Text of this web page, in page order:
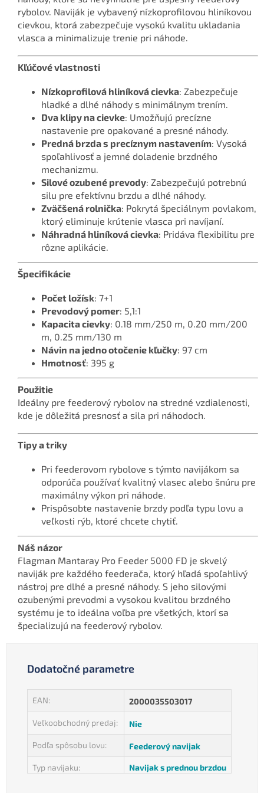
rybolov. Naviják je vybavený nízkoprofilovou hliníkovou
cievkou, ktorá zabezpečuje vysokú kvalitu ukladania
vlasca a minimalizuje trenie pri náhode.
Kľúčové vlastnosti
Nízkoprofilová hliníková cievka: Zabezpečuje
hladké a dlhé náhody s minimálnym trením.
Dva klipy na cievke: Umožňujú precízne
nastavenie pre opakované a presné náhody.
Predná brzda s precíznym nastavením: Vysoká
spoľahlivosť a jemné doladenie brzdného
mechanizmu.
Silové ozubené prevody: Zabezpečujú potrebnú
silu pre efektívnu brzdu a dlhé náhody.
Zväčšená rolnička: Pokrytá špeciálnym povlakom,
ktorý eliminuje krútenie vlasca pri navíjaní.
Náhradná hliníková cievka: Pridáva flexibilitu pre
rôzne aplikácie.
Špecifikácie
Počet ložísk: 7+1
Prevodový pomer: 5,1:1
Kapacita cievky: 0.18 mm/250 m, 0.20 mm/200
m, 0.25 mm/130 m
Návin na jedno otočenie kľučky: 97 cm
Hmotnosť: 395 g
Použitie
Ideálny pre feederový rybolov na stredné vzdialenosti,
kde je dôležitá presnosť a sila pri náhodoch.
Tipy a triky
Pri feederovom rybolove s týmto navijákom sa
odporúča používať kvalitný vlasec alebo šnúru pre
maximálny výkon pri náhode.
Prispôsobte nastavenie brzdy podľa typu lovu a
veľkosti rýb, ktoré chcete chytiť.
Náš názor
Flagman Mantaray Pro Feeder 5000 FD je skvelý
naviják pre každého feederača, ktorý hľadá spoľahlivý
nástroj pre dlhé a presné náhody. S jeho silovými
ozubenými prevodmi a vysokou kvalitou brzdného
systému je to ideálna voľba pre všetkých, ktorí sa
špecializujú na feederový rybolov.
Dodatočné parametre
EAN: 2000035503017
Veľkoobchodný predaj: Nie
Podľa spôsobu lovu: Feederový navijak
Typ navijaku: Navijak s prednou brzdou